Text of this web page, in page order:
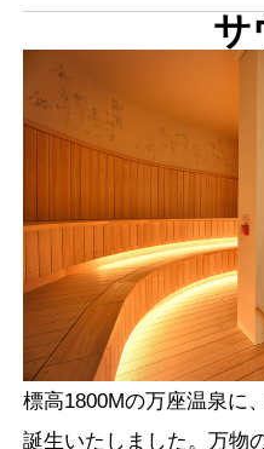
サ
標高1800Mの万座温泉に
誕生いたしました。万物